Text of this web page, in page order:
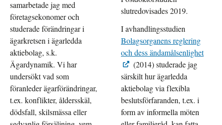
samarbetade jag med
företagsekonomer och
studerade förändringar i
ägarkretsen i ägarledda
aktiebolag, s.k.
Ägardynamik. Vi har
undersökt vad som
föranleder ägarförändringar,
t.ex. konflikter, åldersskäl,
dödsfall, skilsmässa eller
slutredovisades 2019.
I avhandlingsstudien
Bolagsorganens reglering
och dess ändamålsenlighet
(2014) studerade jag
särskilt hur ägarledda
aktiebolag via flexibla
beslutsförfaranden, t.ex. i
form av informella möten